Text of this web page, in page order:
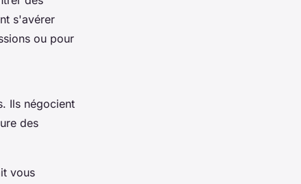
s'avérer
ou pour
Ils négocient
des
vous